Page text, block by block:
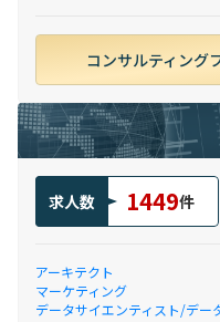
コンサルティング
求人数 1449件
アーキテクト
マーケティング
データサイエンティスト/デー